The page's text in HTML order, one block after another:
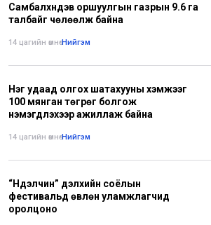
Самбалхүндэв оршуулгын газрын 9.6 га
талбайг чөлөөлж байна
14 цагийн өмнө•Нийгэм
Нэг удаад олгох шатахууны хэмжээг
100 мянган төгрөг болгож
нэмэгдүүлэхээр ажиллаж байна
14 цагийн өмнө•Нийгэм
“Нүүдэлчин” дэлхийн соёлын
фестивальд өвлөн уламжлагчид
оролцоно